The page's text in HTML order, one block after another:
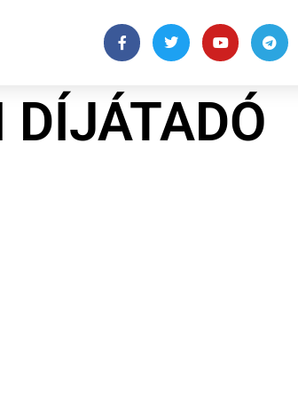
DÍJÁTADÓ